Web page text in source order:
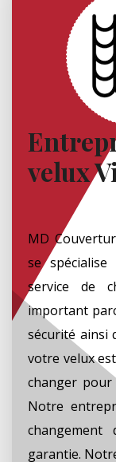
velux
MD
se
service de
important
sécurité ainsi
votre velux
changer
Notre
changement
garantie.